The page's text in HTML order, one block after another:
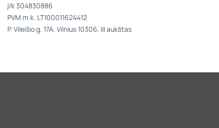
Į/k 304830886
PVM m.k. LT100011624412
P. Vileišio g. 17A, Vilnius 10306, III aukštas